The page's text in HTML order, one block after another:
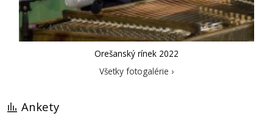
Orešanský rínek 2022
Všetky fotogalérie ›
Ankety